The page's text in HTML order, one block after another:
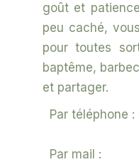
goût et
peu caché,
pour toutes
baptême,
et partager.
Par téléphone :
Par mail :